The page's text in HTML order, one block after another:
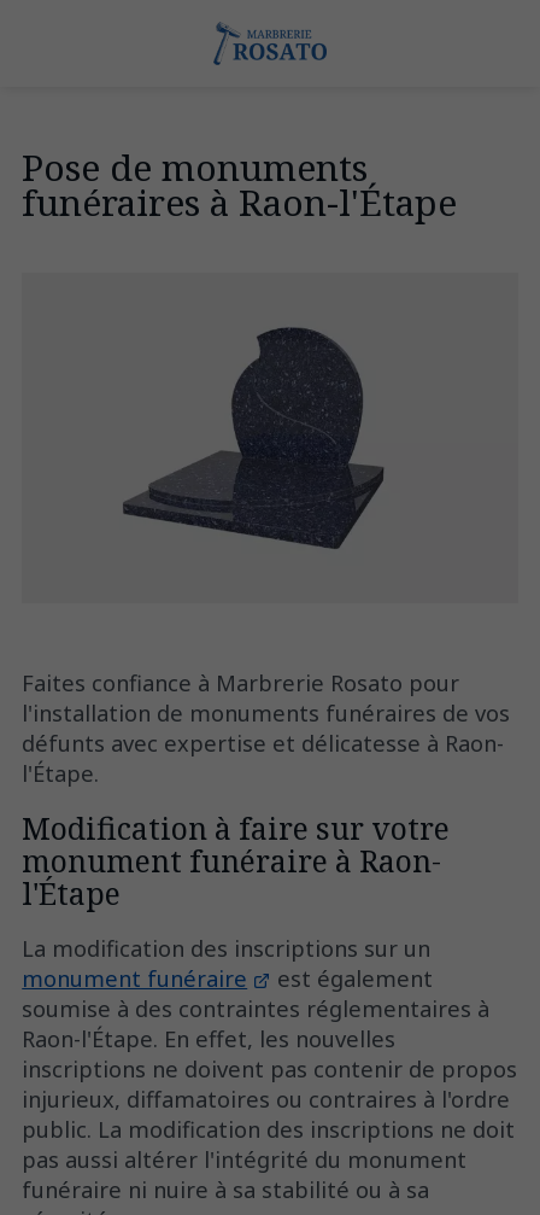
Pose de monuments
funéraires à Raon-l'Étape
Faites confiance à Marbrerie Rosato pour
l'installation de monuments funéraires de vos
défunts avec expertise et délicatesse à Raon-
l'Étape.
Modification à faire sur votre
monument funéraire à Raon-
l'Étape
La modification des inscriptions sur un
monument funéraire
est également
soumise à des contraintes réglementaires à
Raon-l'Étape. En effet, les nouvelles
inscriptions ne doivent pas contenir de propos
injurieux, diffamatoires ou contraires à l'ordre
public. La modification des inscriptions ne doit
pas aussi altérer l'intégrité du monument
funéraire ni nuire à sa stabilité ou à sa